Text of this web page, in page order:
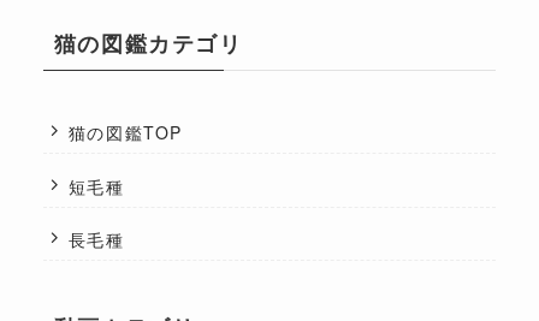
猫の図鑑カテゴリ
猫の図鑑TOP
短毛種
長毛種